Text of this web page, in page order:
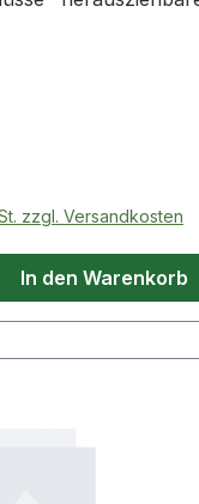
Deckel
zzgl. Versandkosten
In den Warenkorb